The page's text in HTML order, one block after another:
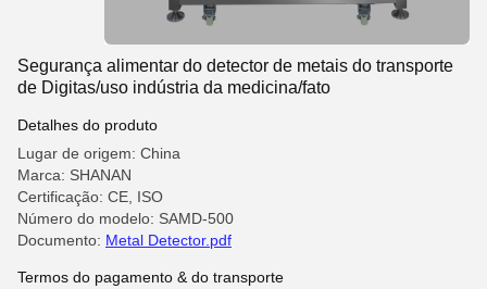
Segurança alimentar do detector de metais do transporte
de Digitas/uso indústria da medicina/fato
Detalhes do produto
Lugar de origem: China
Marca: SHANAN
Certificação: CE, ISO
Número do modelo: SAMD-500
Documento: Metal Detector.pdf
Termos do pagamento & do transporte